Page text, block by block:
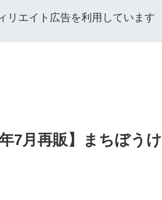
リエイト広告を利用しています
7月再販】まちぼう